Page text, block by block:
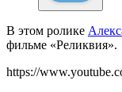
В этом ролике
фильме «Реликвия».
https://